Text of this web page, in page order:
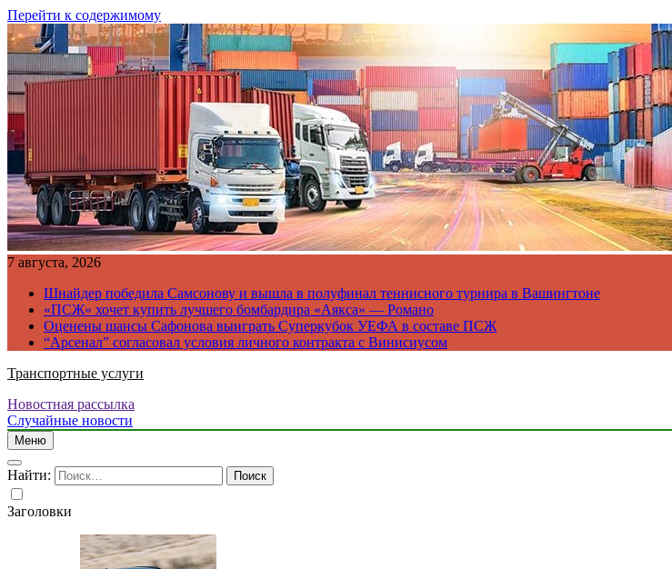
Перейти к содержимому
7 августа, 2026
Шнайдер победила Самсонову и вышла в полуфинал теннисного турнира в Вашингтоне
«ПСЖ» хочет купить лучшего бомбардира «Аякса» — Романо
Оценены шансы Сафонова выиграть Суперкубок УЕФА в составе ПСЖ
“Арсенал” согласовал условия личного контракта с Винисиусом
Транспортные услуги
Новостная рассылка
Случайные новости
Меню
Найти:
Заголовки